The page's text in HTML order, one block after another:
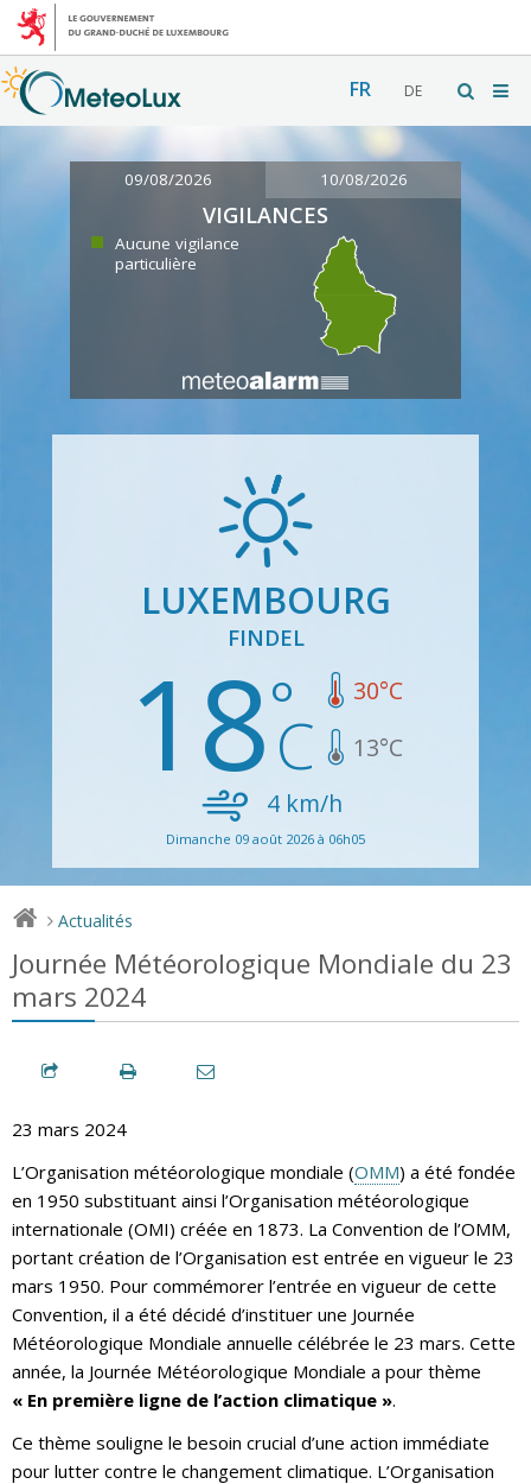
FR DE
09/08/2026 10/08/2026
VIGILANCES
Aucune vigilance
particulière
LUXEMBOURG
FINDEL
18 30°C
13°C
4 km/h
Dimanche 09 août 2026 à 06h05
> Actualités
Journée Météorologique Mondiale du 23
mars 2024
23 mars 2024
L’Organisation météorologique mondiale (OMM) a été fondée
en 1950 substituant ainsi l’Organisation météorologique
internationale (OMI) créée en 1873. La Convention de l’OMM,
portant création de l’Organisation est entrée en vigueur le 23
mars 1950. Pour commémorer l’entrée en vigueur de cette
Convention, il a été décidé d’instituer une Journée
Météorologique Mondiale annuelle célébrée le 23 mars. Cette
année, la Journée Météorologique Mondiale a pour thème
« En première ligne de l’action climatique ».
Ce thème souligne le besoin crucial d’une action immédiate
pour lutter contre le changement climatique. L’Organisation